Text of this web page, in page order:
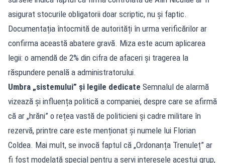
asigurat stocurile obligatorii doar scriptic, nu și faptic.
Documentația întocmită de autorități în urma verificărilor ar
confirma această abatere gravă. Miza este acum aplicarea
legii: o amendă de 2% din cifra de afaceri și tragerea la
răspundere penală a administratorului.
Umbra „sistemului” și legile dedicate Semnalul de alarmă
vizează și influența politică a companiei, despre care se afirmă
că ar „hrăni” o rețea vastă de politicieni și cadre militare în
rezervă, printre care este menționat și numele lui Florian
Coldea. Mai mult, se invocă faptul că „Ordonanța Trenuleț” ar
fi fost modelată special pentru a servi interesele acestui grup,